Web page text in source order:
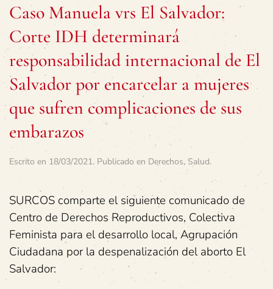
Caso Manuela vrs El Salvador:
Corte IDH determinará
responsabilidad internacional de El
Salvador por encarcelar a mujeres
que sufren complicaciones de sus
embarazos
Escrito en 18/03/2021. Publicado en Derechos, Salud.
SURCOS comparte el siguiente comunicado de
Centro de Derechos Reproductivos, Colectiva
Feminista para el desarrollo local, Agrupación
Ciudadana por la despenalización del aborto El
Salvador: